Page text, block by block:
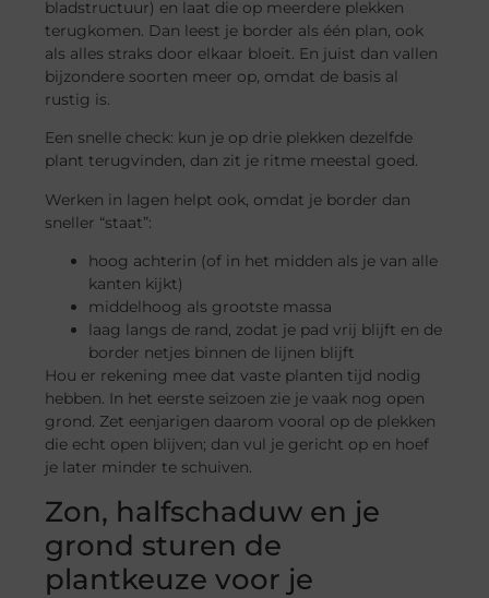
bladstructuur) en laat die op meerdere plekken
terugkomen. Dan leest je border als één plan, ook
als alles straks door elkaar bloeit. En juist dan vallen
bijzondere soorten meer op, omdat de basis al
rustig is.
Een snelle check: kun je op drie plekken dezelfde
plant terugvinden, dan zit je ritme meestal goed.
Werken in lagen helpt ook, omdat je border dan
sneller “staat”:
hoog achterin (of in het midden als je van alle
kanten kijkt)
middelhoog als grootste massa
laag langs de rand, zodat je pad vrij blijft en de
border netjes binnen de lijnen blijft
Hou er rekening mee dat vaste planten tijd nodig
hebben. In het eerste seizoen zie je vaak nog open
grond. Zet eenjarigen daarom vooral op de plekken
die echt open blijven; dan vul je gericht op en hoef
je later minder te schuiven.
Zon, halfschaduw en je
grond sturen de
plantkeuze voor je